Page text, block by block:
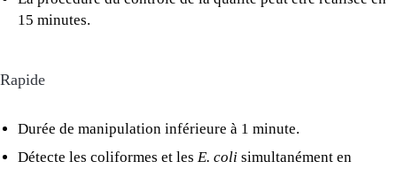
15 minutes.
Rapide
Durée de manipulation inférieure à 1 minute.
Détecte les coliformes et les E. coli simultanément en